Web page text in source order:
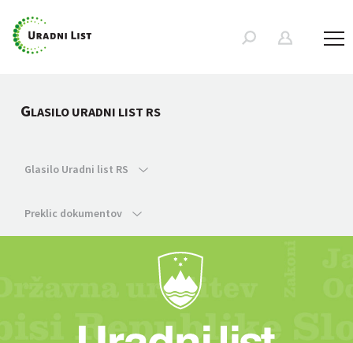
GLASILO URADNI LIST RS
Glasilo Uradni list RS
Preklic dokumentov